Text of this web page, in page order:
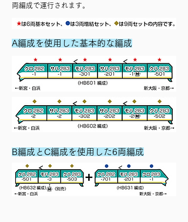
両編成で運行されます。
A編成を使用した基本的な編成
B編成とC編成を使用した6両編成